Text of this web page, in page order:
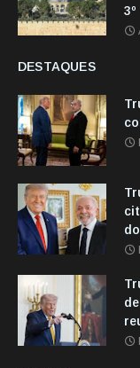
DESTAQUES